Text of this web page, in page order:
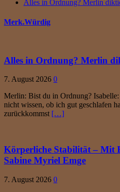
Alles in Ordnung? Merlin
Merk.Würdig
Alles in Ordnung? Merlin
7. August 2026 0
Merlin: Bist du in Ordnung?
nicht wissen, ob ich gut geschlafen
zurückkommst […]
Körperliche Stabilität – Mit
Sabine Myriel Emge
7. August 2026 0